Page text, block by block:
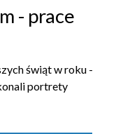
- prace
świąt w roku -
portrety